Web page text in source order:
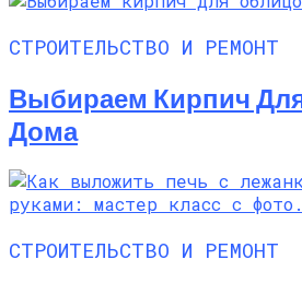
СТРОИТЕЛЬСТВО И РЕМОНТ
Выбираем Кирпич
Дома
СТРОИТЕЛЬСТВО И РЕМОНТ